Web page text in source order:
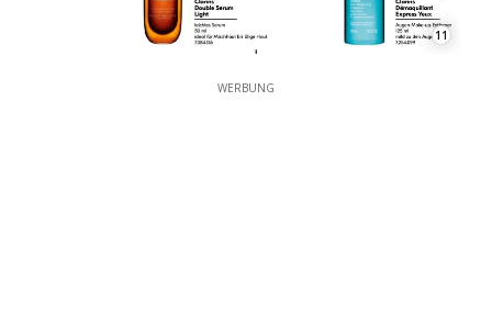
11
WERBUNG